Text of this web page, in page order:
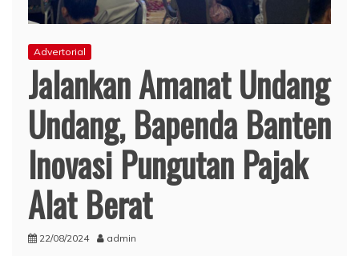
Advertorial
Jalankan Amanat Undang
Undang, Bapenda Banten
Inovasi Pungutan Pajak
Alat Berat
22/08/2024 admin